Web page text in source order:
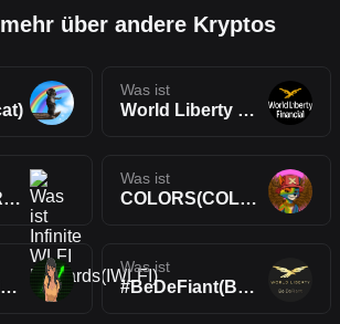
über andere Kryptos
Was ist
World Liberty Ponzi(WLP)
Infinite WLFI Rewards(IWLFI)
Was ist
COLORS(COLORS🔥)
Wide Latina Finance Index(WLFI)
Was ist
#BeDeFiant(BeDeFiant)